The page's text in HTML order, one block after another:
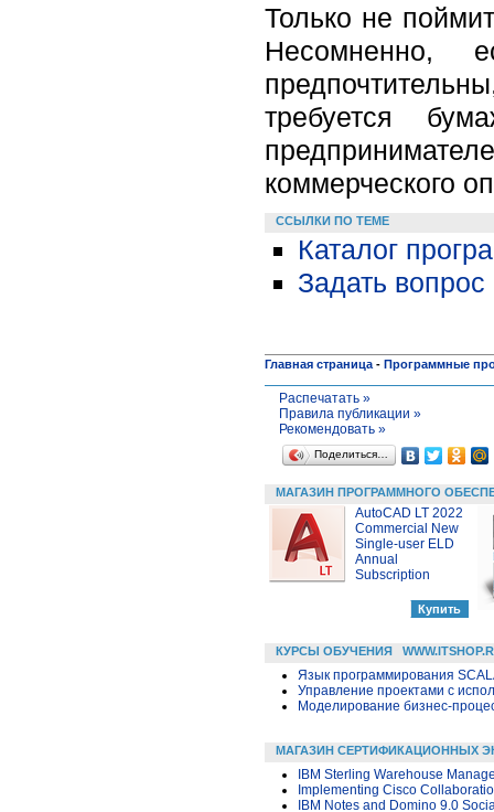
Только не
Несомненно,
требуется
коммерческого
ССЫЛКИ ПО ТЕМЕ
Каталог
Задать
Главная страница - Программные
Распечатать »
Правила публикации »
Рекомендовать »
Поделиться…
МАГАЗИН ПРОГРАММНОГО
AutoCAD LT 2022
Commercial New
Single-user ELD
Annual
Subscription
КУРСЫ ОБУЧЕНИЯ
Язык программирования
Управление проектами с
Моделирование бизнес-
МАГАЗИН СЕРТИФИКАЦИОННЫХ
IBM Sterling Warehouse
Implementing Cisco
IBM Notes and Domino 9.0